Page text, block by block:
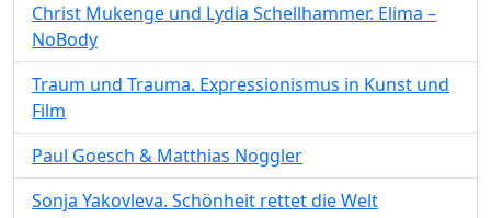
Christ Mukenge und Lydia Schellhammer. Elima –
NoBody
Traum und Trauma. Expressionismus in Kunst und
Film
Paul Goesch & Matthias Noggler
Sonja Yakovleva. Schönheit rettet die Welt